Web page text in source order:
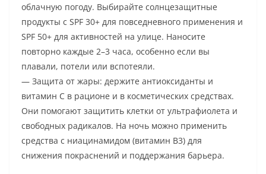
облачную погоду. Выбирайте солнцезащитные
продукты с SPF 30+ для повседневного применения и
SPF 50+ для активностей на улице. Наносите
повторно каждые 2–3 часа, особенно если вы
плавали, потели или вспотеяли.
— Защита от жары: держите антиоксиданты и
витамин C в рационе и в косметических средствах.
Они помогают защитить клетки от ультрафиолета и
свободных радикалов. На ночь можно применить
средства с ниацинамидом (витамин B3) для
снижения покраснений и поддержания барьера.